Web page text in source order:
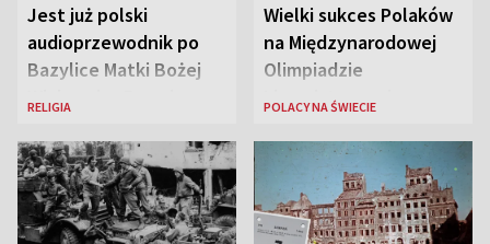
Jest już polski
audioprzewodnik po
Bazylice Matki Bożej
Większej w Rzymie
RELIGIA
Wielki sukces Polaków
na Międzynarodowej
Olimpiadzie
Lingwistycznej
POLACY NA ŚWIECIE